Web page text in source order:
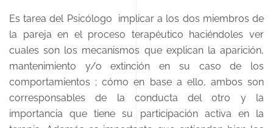
Es tarea del Psicólogo implicar a los dos miembros de
la pareja en el proceso terapéutico haciéndoles ver
cuales son los mecanismos que explican la aparición,
mantenimiento y/o extinción en su caso de los
comportamientos ; cómo en base a ello, ambos son
corresponsables de la conducta del otro y la
importancia que tiene su participación activa en la